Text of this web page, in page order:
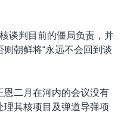
谈判目前的僵局负责，并
朝鲜将“永远不会回到谈
恩二月在河内的会议没有
理其核项目及弹道导弹项